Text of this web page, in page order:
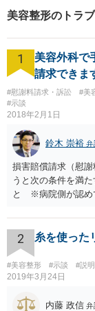
美容整形のトラ
1
美容外科で
請求できま
#慰謝料請求・訴訟 #美
#示談
2018年2月1日
鈴木 崇裕 弁
損害賠償請求（慰
うと次の条件を満
と ※病院側が認め
術のミスの「せい
ければならなくな
を外せなくなった
したこと 「せいで
因果関係」です。
しく悪くなってし
2 糸を使った
#美容整形 #示談 #説
2019年3月24日
内藤 政信 弁